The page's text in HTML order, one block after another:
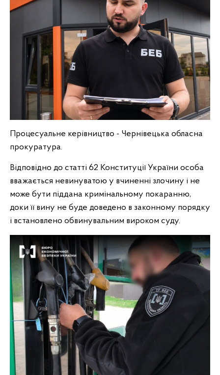
Процесуальне керівництво - Чернівецька обласна
прокуратура.
Відповідно до статті 62 Конституції України особа
вважається невинуватою у вчиненні злочину і не
може бути піддана кримінальному покаранню,
доки її вину не буде доведено в законному порядку
і встановлено обвинувальним вироком суду.